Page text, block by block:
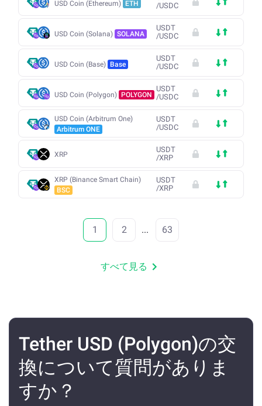
USD Coin (Ethereum) ETH
/USDC
USD Coin (Solana) SOLANA
USDT
/USDC
USD Coin (Base) Base
USDT
/USDC
USD Coin (Polygon) POLYGON
USDT
/USDC
USD Coin (Arbitrum One)
Arbitrum ONE
USDT
/USDC
XRP
USDT
/XRP
XRP (Binance Smart Chain)
BSC
USDT
/XRP
1 2 ... 63
すべて見る
Tether USD (Polygon)の交
換について質問がありま
すか？